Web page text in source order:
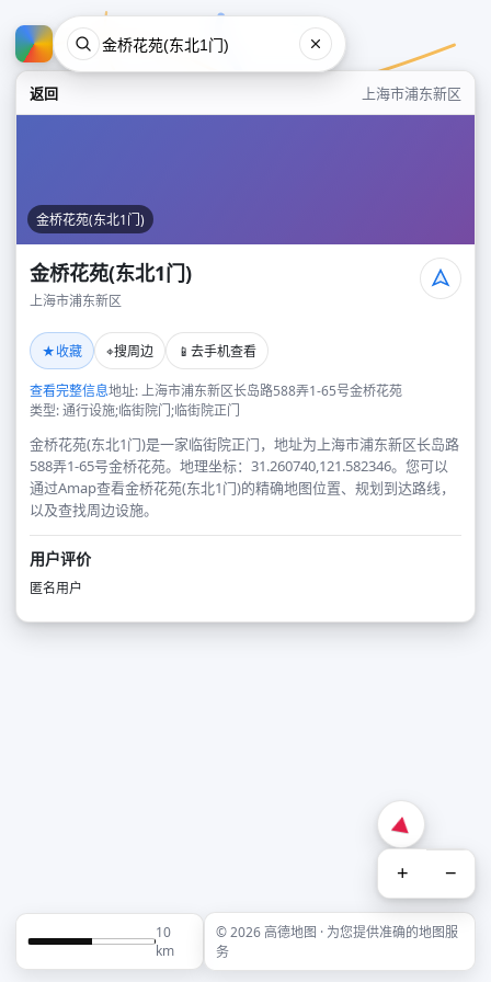
返回 上海市浦东新区
金桥花苑(东北1门)
金桥花苑(东北1门)
上海市浦东新区
★收藏 ⌖搜周边 📱 去手机查看
查看完整信息地址: 上海市浦东新区长岛路588弄1-65号金桥花苑
类型: 通行设施;临街院门;临街院正门
金桥花苑(东北1门)是一家临街院正门，地址为上海市浦东新区长岛路
588弄1-65号金桥花苑。地理坐标：31.260740,121.582346。您可以
通过Amap查看金桥花苑(东北1门)的精确地图位置、规划到达路线，
以及查找周边设施。
用户评价
匿名用户
+ −
10
km
© 2026 高德地图 · 为您提供准确的地图服
务